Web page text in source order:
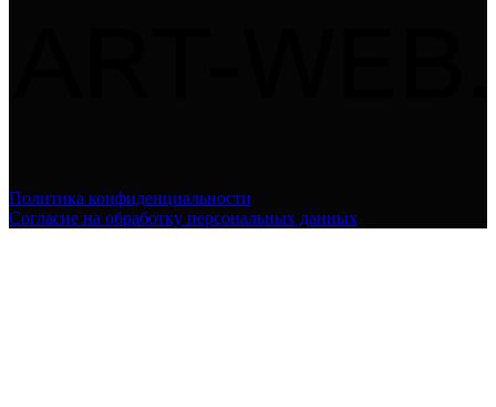
Политика конфиденциальности
Согласие на обработку персональных данных